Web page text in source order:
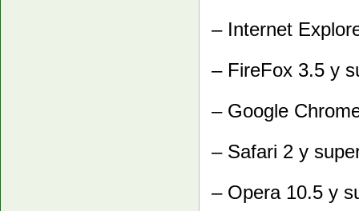
– Internet
– FireFox 3.5 y
– Google
– Safari 2 y
– Opera 10.5 y